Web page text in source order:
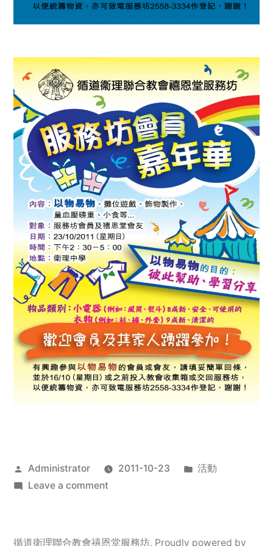
Posted
by
Administrator 2011-10-23
Posted
活動
Leave a commenton
服
循道衛理聯合教會禧恩堂服務坊, Proudly powered by